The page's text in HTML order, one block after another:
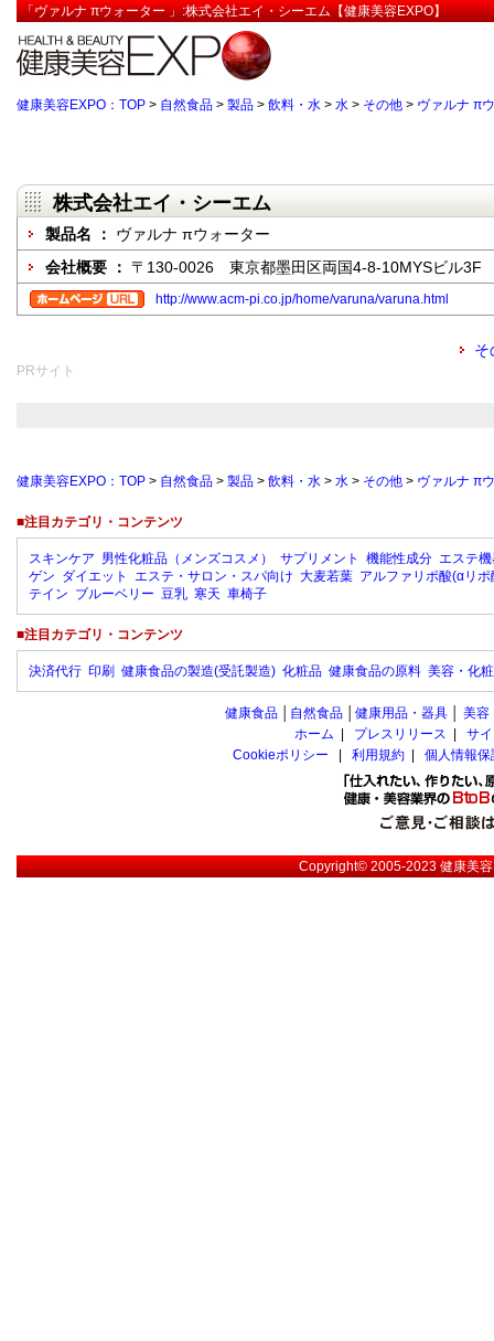
「ヴァルナ πウォーター 」:株式会社エイ・シーエム【健康美容EXPO】
健康美容EXPO：TOP > 自然食品 > 製品 > 飲料・水 > 水 > その他 > ヴァルナ π
株式会社エイ・シーエム
製品名 ： ヴァルナ πウォーター
会社概要 ： 〒130-0026 東京都墨田区両国4-8-10MYSビル3F
http://www.acm-pi.co.jp/home/varuna/varuna.html
そ
PRサイト
健康美容EXPO：TOP > 自然食品 > 製品 > 飲料・水 > 水 > その他 > ヴァルナ π
■注目カテゴリ・コンテンツ
スキンケア 男性化粧品（メンズコスメ） サプリメント 機能性成分 エステ
ゲン ダイエット エステ・サロン・スパ向け 大麦若葉 アルファリポ酸(αリポ
テイン ブルーベリー 豆乳 寒天 車椅子
■注目カテゴリ・コンテンツ
決済代行 印刷 健康食品の製造(受託製造) 化粧品 健康食品の原料 美容・化
健康食品 自然食品 健康用品・器具 美容
ホーム
プレスリリース
サ
Cookieポリシー
利用規約 個人情報
Copyright© 2005-2023健康美